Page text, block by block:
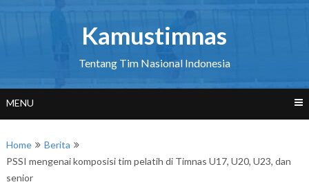
Kamustimnas
Tentang Tim Nasional Indonesia
MENU
Home
Berita
PSSI mengenai komposisi tim pelatih di Timnas U17, U20, U23, dan
senior